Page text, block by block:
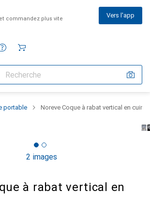
commandez plus vite Vers l'app
portable Noreve Coque à rabat vertical en cuir
2 images
à rabat vertical en